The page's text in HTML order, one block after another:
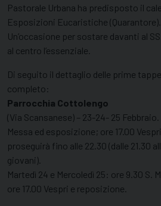
Pastorale Urbana ha predisposto il
Esposizioni Eucaristiche (Quarantore).
Un’occasione per sostare davanti al
al centro l’essenziale.
Di seguito il dettaglio delle prime
completo:
Parrocchia Cottolengo
(Via Scansanese) – 23-24- 25
Messa ed esposizione; ore 17.00
proseguirà fino alle 22.30 (dalle 21.30
giovani).
Martedì 24 e Mercoledì 25: ore 9.30 S.
ore 17.00 Vespri e reposizione.